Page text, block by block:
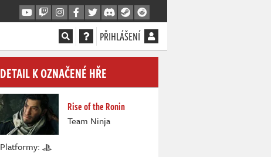
PŘIHLÁŠENÍ
DETAIL K OZNAČENÉ HŘE
Rise of the Ronin
Team Ninja
Platformy: